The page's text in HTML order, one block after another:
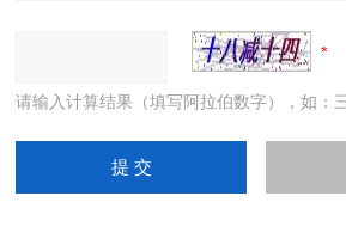
请输入计算结果（填写阿拉伯数字），如：